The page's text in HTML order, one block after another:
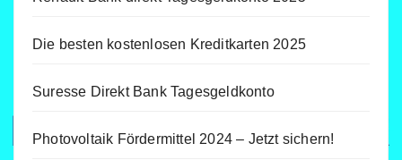
Die besten kostenlosen Kreditkarten 2025
Suresse Direkt Bank Tagesgeldkonto
Photovoltaik Fördermittel 2024 – Jetzt sichern!